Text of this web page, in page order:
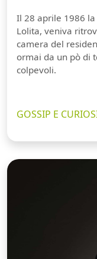
Il 28 aprile 1986
Lolita, veniva
camera del
ormai da un pò di
colpevoli.
GOSSIP E